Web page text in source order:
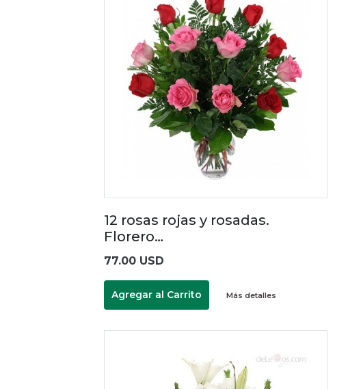
12 rosas rojas y rosadas.
Florero…
77.00 USD
Agregar al Carrito Más detalles